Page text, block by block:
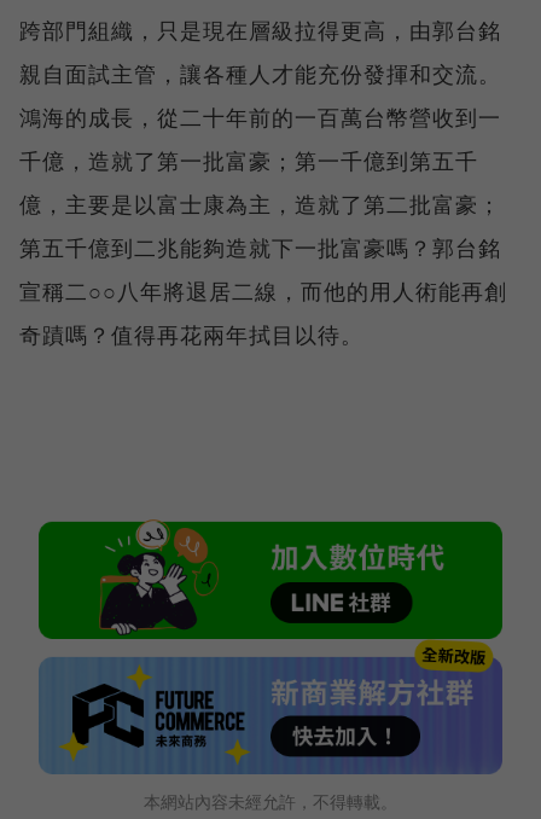
跨部門組織，只是現在層級拉得更高，由郭台銘
親自面試主管，讓各種人才能充份發揮和交流。
鴻海的成長，從二十年前的一百萬台幣營收到一
千億，造就了第一批富豪；第一千億到第五千
億，主要是以富士康為主，造就了第二批富豪；
第五千億到二兆能夠造就下一批富豪嗎？郭台銘
宣稱二○○八年將退居二線，而他的用人術能再創
奇蹟嗎？值得再花兩年拭目以待。
本網站內容未經允許，不得轉載。